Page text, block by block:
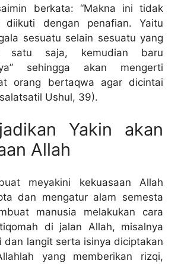
berkata: “Makna ini tidak
diikuti dengan penafian. Yaitu
sesuatu selain sesuatu yang
satu saja, kemudian baru
sehingga akan mengerti
orang bertaqwa agar dicintai
Ushul, 39).
Yakin akan
Allah
meyakini kekuasaan Allah
dan mengatur alam semesta
manusia melakukan cara
di jalan Allah, misalnya
dan langit serta isinya diciptakan
yang memberikan rizqi,